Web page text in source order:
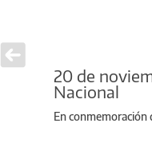
20 de
Nacional
En conmemoración